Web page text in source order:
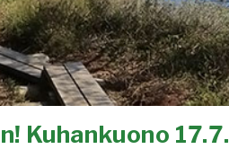
Kuhankuono 17.7.